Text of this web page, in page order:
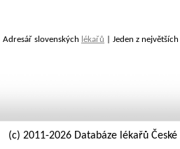
Adresář slovenských lékařů | Jeden z
(c) 2011-2026 Databáze lékařů